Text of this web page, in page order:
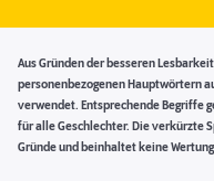
Aus Gründen der besseren
personenbezogenen Hauptwörtern
verwendet. Entsprechende Begriffe
für alle Geschlechter. Die verkürzte
Gründe und beinhaltet keine